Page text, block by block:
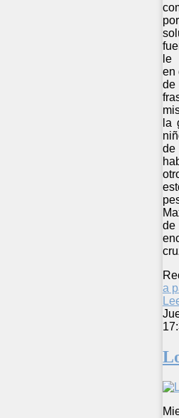
le
en
la
de
a